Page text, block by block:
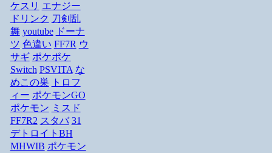
ケスリ エナジー
ドリンク 刀剣乱
舞 youtube
ドーナ
ツ 色違い FF7R ウ
サギ ポケポケ
Switch PSVITA な
めこの巣
トロフ
ィー ポケモンGO
ポケモン ミスド
FF7R2 スタバ 31
デトロイトBH
MHWIB ポケモン